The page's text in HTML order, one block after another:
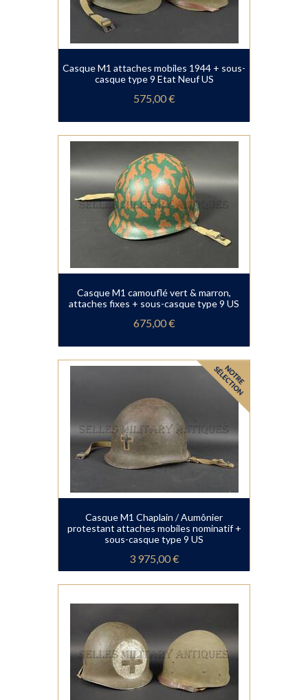
Casque M1 attaches mobiles 1944 + sous-
casque type 9 Etat Neuf US
575,00 €
Casque M1 camouflé vert & marron,
attaches fixes + sous-casque type 9 US
675,00 €
Casque M1 Chaplain / Aumônier
protestant attaches mobiles nominatif +
sous-casque type 9 US
3 975,00 €